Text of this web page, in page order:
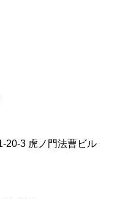
20-3 虎ノ門法曹ビル